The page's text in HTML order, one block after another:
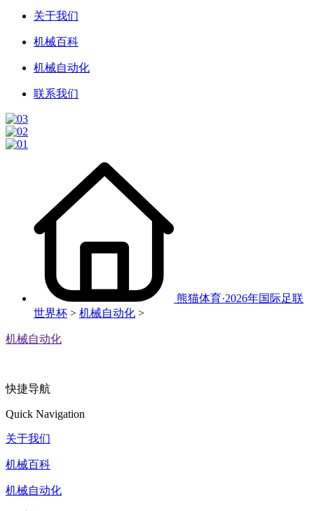
关于我们
机械百科
机械自动化
联系我们
熊猫体育·2026年国际足联
世界杯 > 机械自动化 >
机械自动化
快捷导航
Quick Navigation
关于我们
机械百科
机械自动化